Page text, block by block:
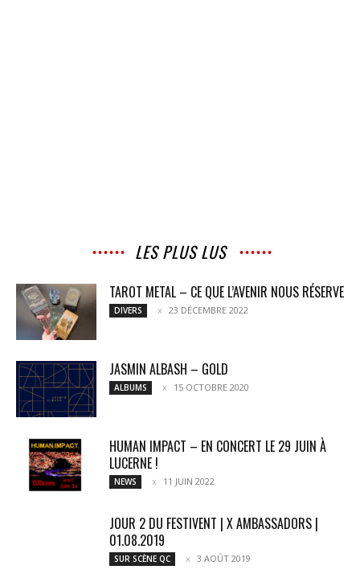
LES PLUS LUS
TAROT METAL – CE QUE L’AVENIR NOUS RÉSERVE
DIVERS 23 DÉCEMBRE 2022
JASMIN ALBASH – GOLD
ALBUMS 15 OCTOBRE 2020
HUMAN IMPACT – EN CONCERT LE 29 JUIN À
LUCERNE !
NEWS 11 JUIN 2022
JOUR 2 DU FESTIVENT | X AMBASSADORS |
01.08.2019
SUR SCÈNE QC 3 AOÛT 2019